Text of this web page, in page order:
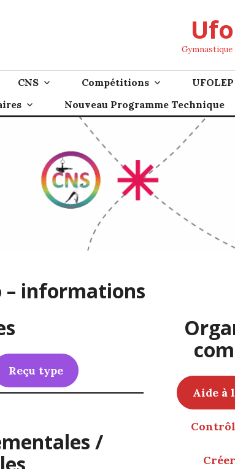
Gymnastique
CNS Compétitions UFOLEP
Nouveau Programme Technique
– informations
Reçu type
/
Aide à